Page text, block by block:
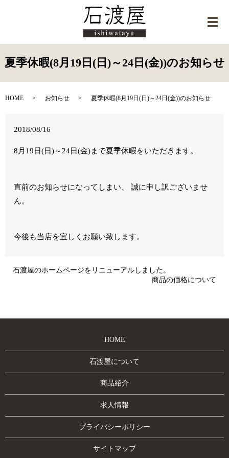
メ
夏季休暇(8月19日(日)～24日(金))のお知らせ
HOME お知らせ 夏季休暇(8月19日(日)～24日(金))のお知らせ
2018/08/16
8月19日(日)～24日(金)まで夏季休暇をいただきます。
直前のお知らせになってしまい、 誠に申し訳ございませ
ん。
今後も当店を宜しくお願い致します。
石渡屋のホームページをリニューアルしました。
商品の価格について
HOME
石渡屋について
商品紹介
求人情報
プライバシーポリシー
サイトマップ